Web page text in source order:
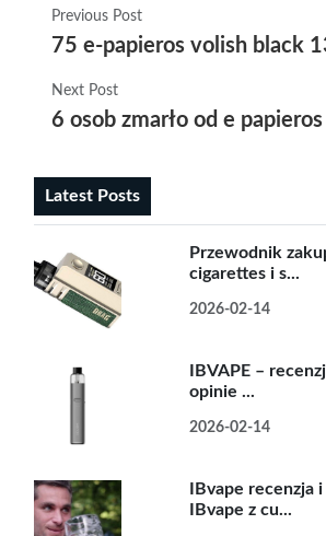
Previous Post
75 e-papieros volish black
Next Post
6 osob zmarło od e
Latest Posts
Przewodnik
cigarettes i s...
2026-02-14
IBVAPE –
opinie ...
2026-02-14
IBvape recenzja
IBvape z cu...